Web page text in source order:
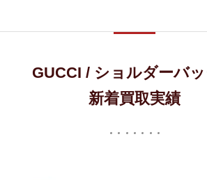
GUCCI / ショルダーバ
新着買取実績